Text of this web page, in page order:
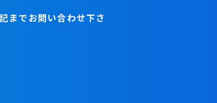
までお問い合わせ下さ